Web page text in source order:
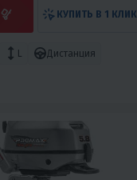
КУПИТЬ В 1 КЛИК
L
Дистанция